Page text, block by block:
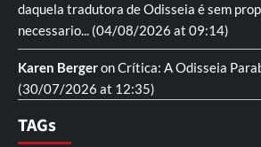
daquela tradutora de Odisseia é sem
necessario... (04/08/2026 at 09:14)
Karen BergeronCrítica: A Odisseia
(30/07/2026 at 12:35)
TAGs